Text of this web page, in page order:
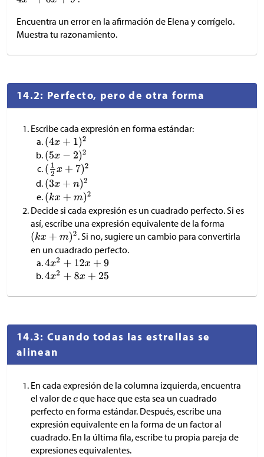
Encuentra un error en la afirmación de Elena y corrígelo.
Muestra tu razonamiento.
14.2: Perfecto, pero de otra forma
Escribe cada expresión en forma estándar:
Decide si cada expresión es un cuadrado perfecto. Si es
así, escríbe una expresión equivalente de la forma
. Si no, sugiere un cambio para convertirla
en un cuadrado perfecto.
14.3: Cuando todas las estrellas se
alinean
En cada expresión de la columna izquierda, encuentra
el valor de que hace que esta sea un cuadrado
perfecto en forma estándar. Después, escribe una
expresión equivalente en la forma de un factor al
cuadrado. En la última fila, escribe tu propia pareja de
expresiones equivalentes.